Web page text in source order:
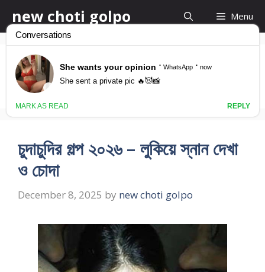
to
content
new choti golpo Menu
bangla choti. net
চুদাচুদির গল্প ২০২৬ – লুকিয়ে স্নান দেখা
ও চোদা
December 8, 2025 by new choti golpo